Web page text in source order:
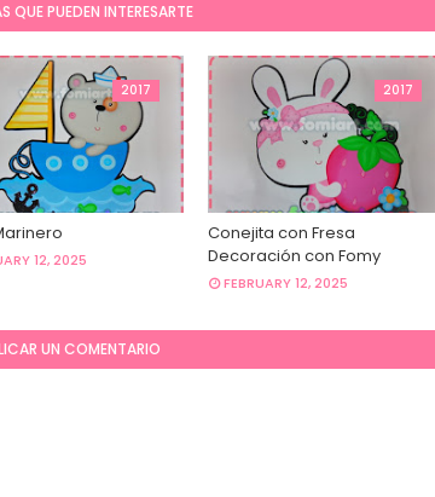
QUE PUEDEN INTERESARTE
2017
12, 2025
2017
Conejita con Fresa
Decoración con Fomy
FEBRUARY 12, 2025
UN COMENTARIO